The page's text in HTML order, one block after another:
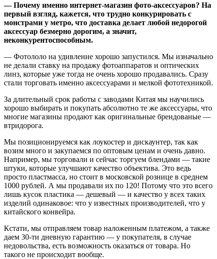
— Почему именно интернет-магазин фото-аксессуаров? На
первый взгляд, кажется, что трудно конкурировать с
монстрами у метро, что доставка делает любой недорогой
аксессуар безмерно дорогим, а значит,
неконкурентоспособным.
— Фотололо на удивление хорошо запустился. Мы изначально
не делали ставку на продажу фотоаппаратов и оптических
линз, которые уже тогда не очень хорошо продавались. Сразу
стали торговать именно аксессуарами и мелкой фототехникой.
За длительный срок работы с заводами Китая мы научились
хорошо выбирать и покупать абсолютно те же аксессуары, что
многие магазины продают как оригинальные брендованые —
втридорога.
Мы позиционируемся как лоукостер и дискаунтер, так как
возим много и закупаемся по оптовым ценам и очень давно.
Например, мы торговали и сейчас торгуем блендами — такие
штуки, которые улучшают качество объектива. Это ведь
просто пластмасса, но стоит в московской рознице в среднем
1000 рублей. А мы продавали их по 120! Потому что это всего
лишь кусок пластика — дешевый — и качество у всех таких
изделий одинаковое: что у известных производителей, что у
китайского конвейра.
Кстати, мы отправляем товар наложенным платежом, а также
даем 30-ти дневную гарантию — у покупателя, в случае
недовольства, есть возможность оказаться от товара. Но
такого не происходит вообще.